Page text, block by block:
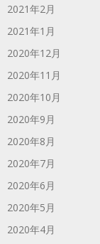
2021年2月
2021年1月
2020年12月
2020年11月
2020年10月
2020年9月
2020年8月
2020年7月
2020年6月
2020年5月
2020年4月